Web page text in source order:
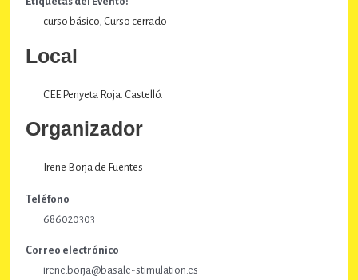
curso básico, Curso cerrado
Local
CEE Penyeta Roja. Castelló.
Organizador
Irene Borja de Fuentes
Teléfono
686020303
Correo electrónico
irene.borja@basale-stimulation.es